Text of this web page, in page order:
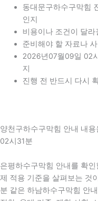
동대문구하수구막힘
인지
비용이나 조건이 달
준비해야 할 자료나
2026년07월09일 02
지
진행 전 반드시 다시
양천구하수구막힘 안내 내
02시31분
은평하수구막힘 안내를 확
제 적용 기준을 살펴보는 것
분 같은 하남하수구막힘 안